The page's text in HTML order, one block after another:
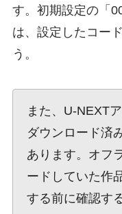
す。初期設定の「
は、設定したコー
う。
また、U-NEXT
ダウンロード済
あります。オフ
ードしていた作
する前に確認す